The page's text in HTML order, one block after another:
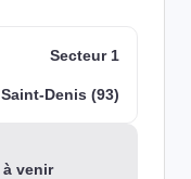
Secteur 1
Saint-Denis (93)
venir